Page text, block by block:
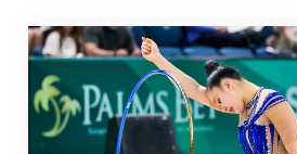
Nächster Halt: